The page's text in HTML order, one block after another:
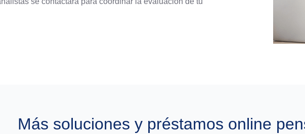
Más soluciones y préstamos online